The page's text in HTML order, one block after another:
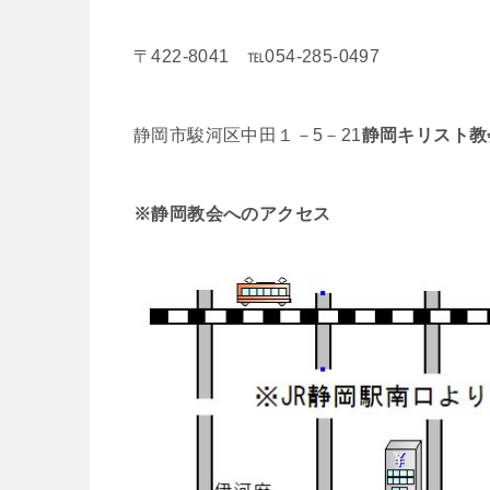
〒422-8041 ℡054-285-0497
静岡市駿河区中田１－5－21静岡キリスト
※静岡教会へのアクセス